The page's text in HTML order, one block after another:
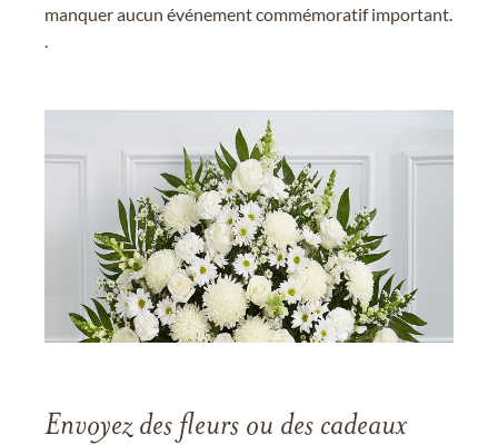
manquer aucun événement commémoratif important.
Envoyez des fleurs ou des cadeaux